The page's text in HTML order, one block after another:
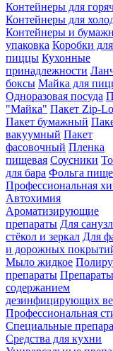
Контейнеры для
Контейнеры для
Контейнеры и
упаковка Коробки для
пиццы Кухонные
принадлежности
боксы Майка для
Одноразовая посуда
"Майка" Пакет Zip-
Пакет бумажный
вакуумный Пакет
фасовочный Пленка
пищевая Соусники
для бара Фольга
Профессиональная
Автохимия
Ароматизирующие
препараты Для
стёкол и зеркал Для
и дорожных
Мыло жидкое
препараты
содержанием
дезинфицирующих
Профессиональная
Специальные
Средства для кухни